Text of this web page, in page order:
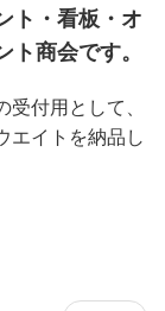
ト・看板・オ
商会です。
付用として、
エイトを納品し